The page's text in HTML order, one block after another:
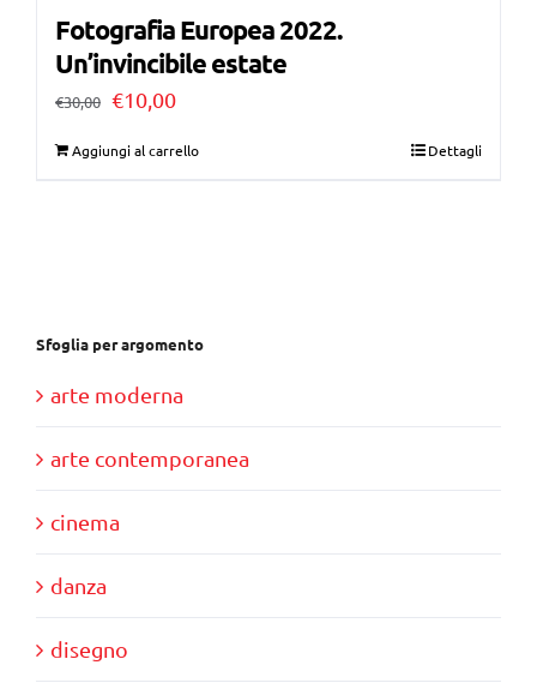
Fotografia Europea 2022.
Un’invincibile estate
€30,00 Il
€10,00Il
Aggiungi al carrello Dettagli
Sfoglia per argomento
arte moderna
arte contemporanea
cinema
danza
disegno